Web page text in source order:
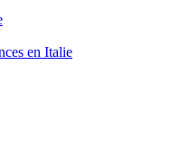
en Italie